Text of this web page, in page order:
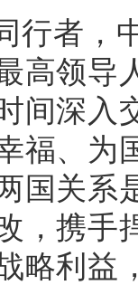
行者，
高领导
间深入
福、为
国关系
，携手
略利益